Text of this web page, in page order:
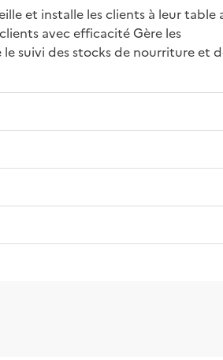
et installe les clients à leur table
avec efficacité Gère les
suivi des stocks de nourriture et